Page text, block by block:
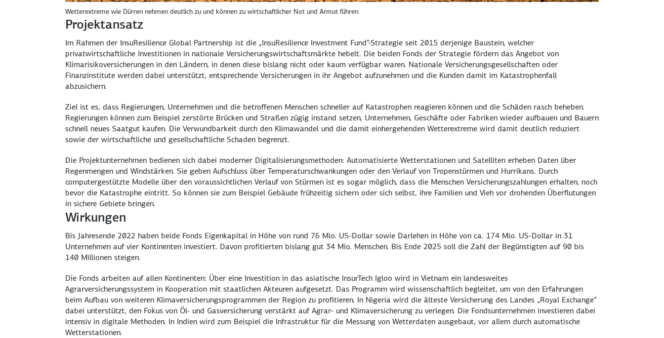
Wetterextreme wie Dürren nehmen deutlich zu und können zu wirtschaftlicher Not und Armut führen.
Projektansatz
Im Rahmen der InsuResilience Global Partnership ist die „InsuResilience Investment Fund“-Strategie seit 2015 derjenige Baustein, welcher
privatwirtschaftliche Investitionen in nationale Versicherungswirtschaftsmärkte hebelt. Die beiden Fonds der Strategie fördern das Angebot von
Klimarisikoversicherungen in den Ländern, in denen diese bislang nicht oder kaum verfügbar waren. Nationale Versicherungsgesellschaften oder
Finanzinstitute werden dabei unterstützt, entsprechende Versicherungen in ihr Angebot aufzunehmen und die Kunden damit im Katastrophenfall
abzusichern.
Ziel ist es, dass Regierungen, Unternehmen und die betroffenen Menschen schneller auf Katastrophen reagieren können und die Schäden rasch beheben.
Regierungen können zum Beispiel zerstörte Brücken und Straßen zügig instand setzen, Unternehmen, Geschäfte oder Fabriken wieder aufbauen und Bauern
schnell neues Saatgut kaufen. Die Verwundbarkeit durch den Klimawandel und die damit einhergehenden Wetterextreme wird damit deutlich reduziert
sowie der wirtschaftliche und gesellschaftliche Schaden begrenzt.
Die Projektunternehmen bedienen sich dabei moderner Digitalisierungsmethoden: Automatisierte Wetterstationen und Satelliten erheben Daten über
Regenmengen und Windstärken. Sie geben Aufschluss über Temperaturschwankungen oder den Verlauf von Tropenstürmen und Hurrikans. Durch
computergestützte Modelle über den voraussichtlichen Verlauf von Stürmen ist es sogar möglich, dass die Menschen Versicherungszahlungen erhalten, noch
bevor die Katastrophe eintritt. So können sie zum Beispiel Gebäude frühzeitig sichern oder sich selbst, ihre Familien und Vieh vor drohenden Überflutungen
in sichere Gebiete bringen.
Wirkungen
Bis Jahresende 2022 haben beide Fonds Eigenkapital in Höhe von rund 76 Mio. US-Dollar sowie Darlehen in Höhe von ca. 174 Mio. US-Dollar in 31
Unternehmen auf vier Kontinenten investiert. Davon profitierten bislang gut 34 Mio. Menschen. Bis Ende 2025 soll die Zahl der Begünstigten auf 90 bis
140 Millionen steigen.
Die Fonds arbeiten auf allen Kontinenten: Über eine Investition in das asiatische InsurTech Igloo wird in Vietnam ein landesweites
Agrarversicherungssystem in Kooperation mit staatlichen Akteuren aufgesetzt. Das Programm wird wissenschaftlich begleitet, um von den Erfahrungen
beim Aufbau von weiteren Klimaversicherungsprogrammen der Region zu profitieren. In Nigeria wird die älteste Versicherung des Landes „Royal Exchange“
dabei unterstützt, den Fokus von Öl- und Gasversicherung verstärkt auf Agrar- und Klimaversicherung zu verlegen. Die Fondsunternehmen investieren dabei
intensiv in digitale Methoden. In Indien wird zum Beispiel die Infrastruktur für die Messung von Wetterdaten ausgebaut, vor allem durch automatische
Wetterstationen.